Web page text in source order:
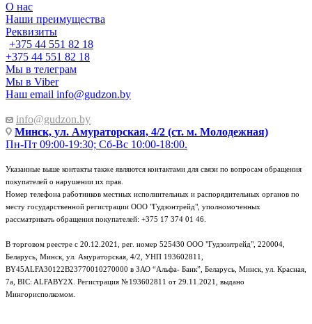
О нас
Наши преимущества
Реквизиты
+375 44 551 82 18
+375 44 551 82 18
Мы в телеграм
Мы в Viber
Наш email info@gudzon.by
info@gudzon.by
Минск, ул. Амураторская, 4/2 (ст. м. Молодежная)
Пн-Пт 09:00-19:30; Сб-Вс 10:00-18:00.
Указанные выше контакты также являются контактами для связи по вопросам обращения
покупателей о нарушении их прав.
Номер телефона работников местных исполнительных и распорядительных органов по
месту государственной регистрации ООО "Гудзонтрейд", уполномоченных
рассматривать обращения покупателей: +375 17 374 01 46.
В торговом реестре с 20.12.2021, рег. номер 525430 ООО "Гудзонтрейд", 220004,
Беларусь, Минск, ул. Амураторская, 4/2, УНП 193602811,
BY45ALFA30122B23770010270000 в ЗАО “Альфа- Банк”, Беларусь, Минск, ул. Красная,
7а, BIC: ALFABY2X. Регистрация №193602811 от 29.11.2021, выдано
Мингорисполкомом.